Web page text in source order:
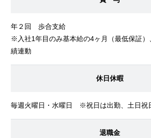
年２回 歩合支給
※入社1年目のみ基本給の4ヶ月（最低保証）
績連動
休日休暇
毎週火曜日・水曜日 ※祝日は出勤、土日祝
退職金